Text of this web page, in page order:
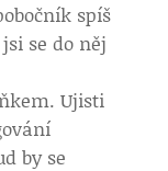
spíš
se do něj
Ujisti
by se